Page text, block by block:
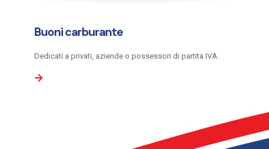
Buoni carburante
Dedicati a privati, aziende o possessori di partita IVA.